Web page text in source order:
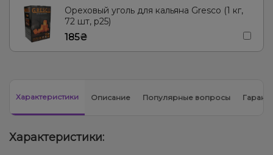
Ореховый уголь для кальяна Gresco (1 кг,
72 шт, р25)
185₴
Характеристики Описание Популярные вопросы
Характеристики: